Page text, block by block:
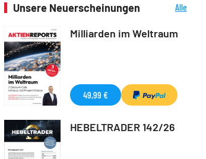
Unsere Neuerscheinungen
Alle
Milliarden im Weltraum
49,99 €
HEBELTRADER 142/26